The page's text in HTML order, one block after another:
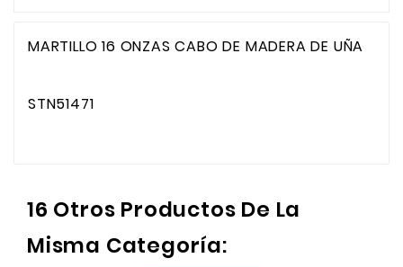
MARTILLO 16 ONZAS CABO DE MADERA DE UÑA
STN51471
16 Otros Productos De La
Misma Categoría: